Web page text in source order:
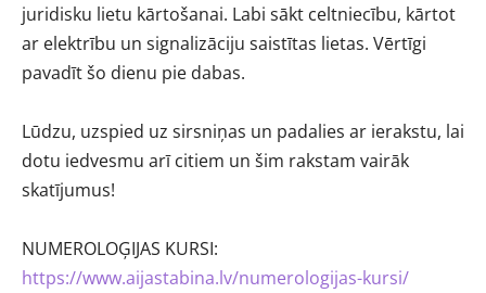
juridisku lietu kārtošanai. Labi sākt celtniecību, kārtot
ar elektrību un signalizāciju saistītas lietas. Vērtīgi
pavadīt šo dienu pie dabas.
Lūdzu, uzspied uz sirsniņas un padalies ar ierakstu, lai
dotu iedvesmu arī citiem un šim rakstam vairāk
skatījumus!
NUMEROLOĢIJAS KURSI:
https://www.aijastabina.lv/numerologijas-kursi/